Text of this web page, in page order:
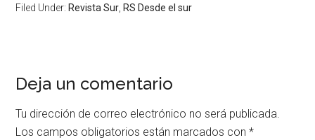
Filed Under: Revista Sur, RS Desde el sur
Deja un comentario
Tu dirección de correo electrónico no será publicada.
Los campos obligatorios están marcados con*